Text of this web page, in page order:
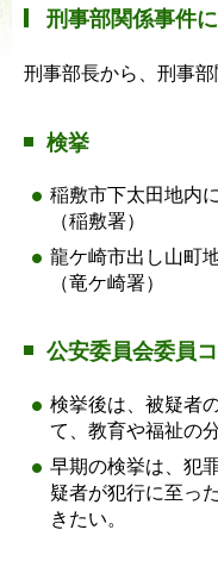
刑事部関係事件
刑事部長から、刑事部
検挙
稲敷市下太田地内
（稲敷署）
龍ケ崎市出し山町
（竜ケ崎署）
公安委員会委員
検挙後は、被疑者
て、教育や福祉の
早期の検挙は、犯
疑者が犯行に至っ
きたい。